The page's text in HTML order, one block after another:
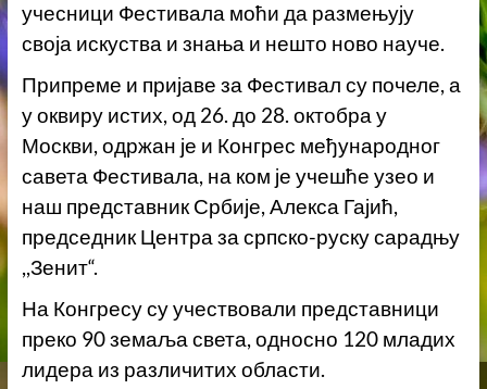
учесници Фестивала моћи да размењују
своја искуства и знања и нешто ново науче.
Припреме и пријаве за Фестивал су почеле, а
у оквиру истих, од 26. до 28. октобра у
Москви, одржан је и Конгрес међународног
савета Фестивала, на ком је учешће узео и
наш представник Србије, Алекса Гајић,
председник Центра за српско-руску сарадњу
,,Зенит“.
На Конгресу су учествовали представници
преко 90 земаља света, односно 120 младих
лидера из различитих области.